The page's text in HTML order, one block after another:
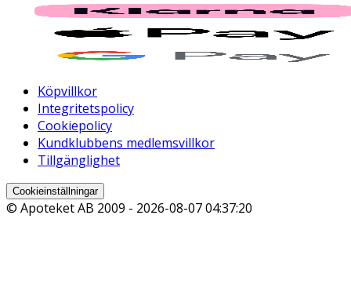
Köpvillkor
Integritetspolicy
Cookiepolicy
Kundklubbens medlemsvillkor
Tillgänglighet
Cookieinställningar
© Apoteket AB 2009 - 2026-08-07 04:37:20